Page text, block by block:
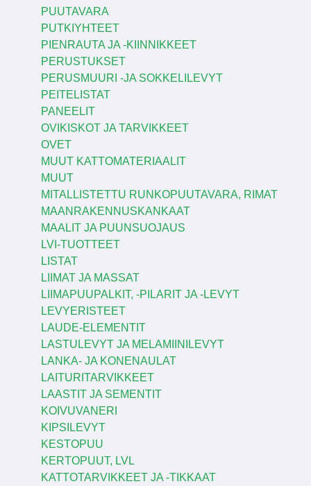
PUUTAVARA
PUTKIYHTEET
PIENRAUTA JA -KIINNIKKEET
PERUSTUKSET
PERUSMUURI -JA SOKKELILEVYT
PEITELISTAT
PANEELIT
OVIKISKOT JA TARVIKKEET
OVET
MUUT KATTOMATERIAALIT
MUUT
MITALLISTETTU RUNKOPUUTAVARA, RIMAT
MAANRAKENNUSKANKAAT
MAALIT JA PUUNSUOJAUS
LVI-TUOTTEET
LISTAT
LIIMAT JA MASSAT
LIIMAPUUPALKIT, -PILARIT JA -LEVYT
LEVYERISTEET
LAUDE-ELEMENTIT
LASTULEVYT JA MELAMIINILEVYT
LANKA- JA KONENAULAT
LAITURITARVIKKEET
LAASTIT JA SEMENTIT
KOIVUVANERI
KIPSILEVYT
KESTOPUU
KERTOPUUT, LVL
KATTOTARVIKKEET JA -TIKKAAT